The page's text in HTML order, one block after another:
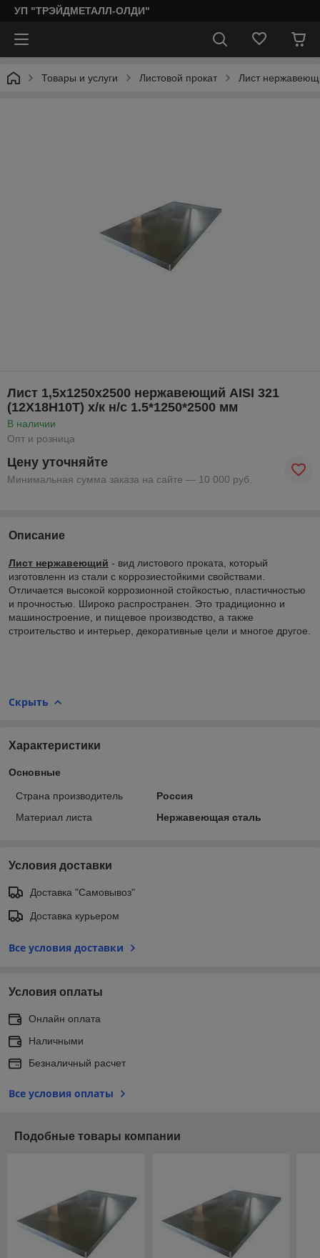
УП "ТРЭЙДМЕТАЛЛ-ОЛДИ"
Товары и услуги Листовой прокат Лист
Лист 1,5х1250х2500 нержавеющий AISI 321
(12Х18Н10Т) х/к н/с 1.5*1250*2500 мм
В наличии
Опт и розница
Цену уточняйте
Минимальная сумма заказа на сайте — 10 000 руб.
Описание
Лист нержавеющий - вид листового проката, который
изготовленн из стали с коррозиестойкими свойствами.
Отличается высокой коррозионной стойкостью, пластичностью
и прочностью. Широко распространен. Это традиционно и
машиностроение, и пищевое производство, а также
строительство и интерьер, декоративные цели и многое другое.
Скрыть
Характеристики
Основные
Страна производитель
Россия
Материал листа
Нержавеющая сталь
Условия доставки
Доставка "Самовывоз"
Доставка курьером
Все условия доставки
Условия оплаты
Онлайн оплата
Наличными
Безналичный расчет
Все условия оплаты
Подобные товары компании